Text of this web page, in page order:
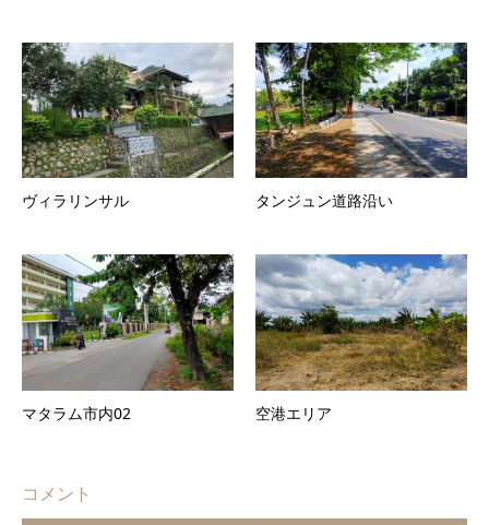
ヴィラリンサル タンジュン道路沿い
マタラム市内02 空港エリア
コメント